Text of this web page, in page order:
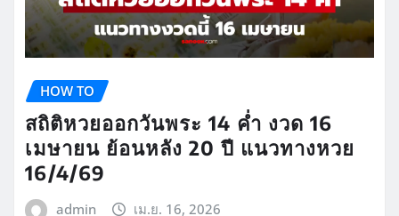
HOW TO
สถิติหวยออกวันพระ 14 ค่ำ งวด 16
เมษายน ย้อนหลัง 20 ปี แนวทางหวย
16/4/69
admin เม.ย. 16, 2026